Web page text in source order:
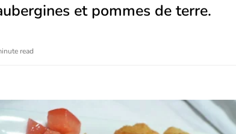
et pommes de terre.
read